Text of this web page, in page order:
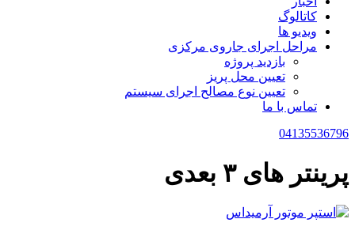
کاتالوگ
ویدیو ها
مراحل اجرای جاروی مرکزی
بازدید پروژه
تعیین محل پریز
تعیین نوع مصالح اجرای سیستم
تماس با ما
04135536796
پرینتر های ۳ بعدی